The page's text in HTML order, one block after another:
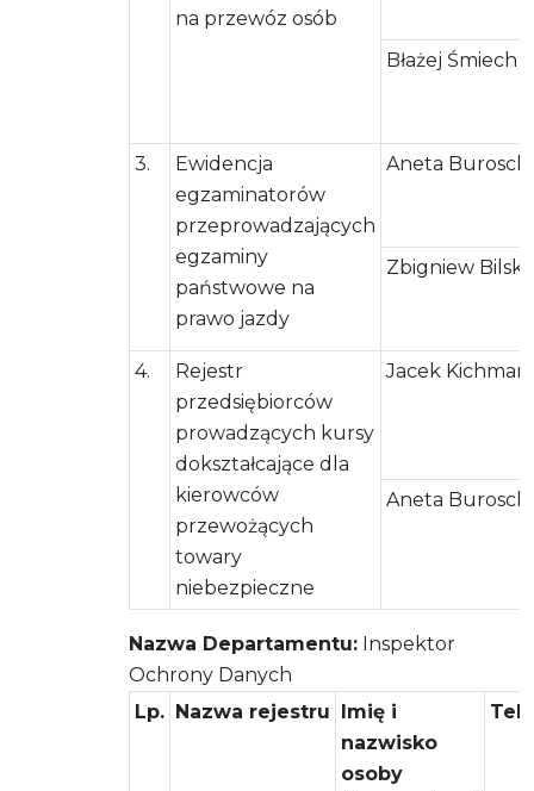
na przewóz osób
Błażej Śmiech
3.
Ewidencja
egzaminatorów
przeprowadzających
egzaminy
państwowe na
prawo jazdy
Aneta Burosch
Zbigniew Bilski
4.
Rejestr
przedsiębiorców
prowadzących kursy
dokształcające dla
kierowców
przewożących
towary
niebezpieczne
Jacek Kichman
Aneta Burosch
Nazwa Departamentu: Inspektor
Ochrony Danych
Lp. Nazwa rejestru Imię i
nazwisko
osoby